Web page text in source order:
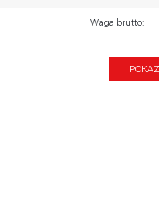
Waga brutto:
Objętość: